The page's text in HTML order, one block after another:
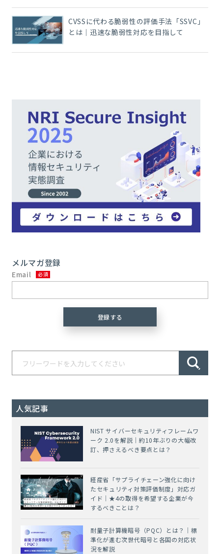
CVSSに代わる脆弱性の評価手法「SSVC」
とは｜迅速な脆弱性対応を目指して
メルマガ登録
Email
人気記事
NIST サイバーセキュリティフレームワ
ーク 2.0を解説｜約10年ぶりの大幅改
訂、押さえるべき要点とは？
経産省「サプライチェーン強化に向け
たセキュリティ対策評価制度」対応ガ
イド｜★4の取得を希望する企業が今
するべきことは？
耐量子計算機暗号（PQC）とは？｜標
準化が進む次世代暗号と各国の対応状
況を解説